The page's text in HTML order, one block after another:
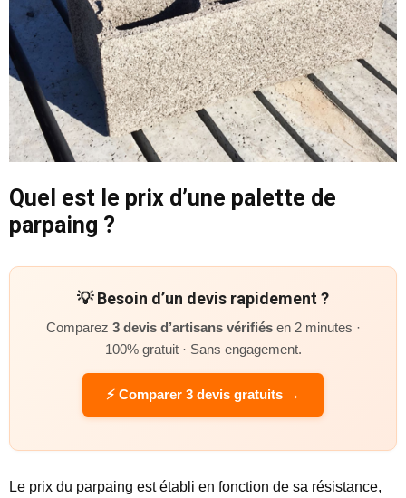
Quel est le prix d’une palette de
parpaing ?
💡 Besoin d’un devis rapidement ?
Comparez 3 devis d’artisans vérifiésen 2 minutes ·
100% gratuit · Sans engagement.
⚡ Comparer 3 devis gratuits →
Le prix du parpaing est établi en fonction de sa résistance,